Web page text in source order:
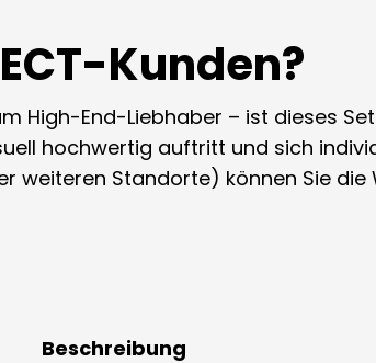
Kunden?
High-End-Liebhaber – ist dieses
hochwertig auftritt und sich
weiteren Standorte) können Sie die
Beschreibung